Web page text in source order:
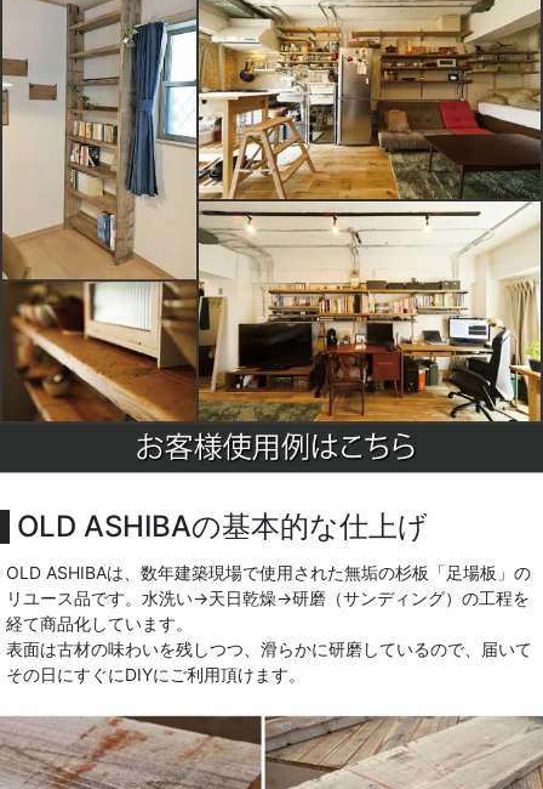
OLD ASHIBAの基本的な仕上げ
OLD ASHIBAは、数年建築現場で使用された無垢の杉板「足場板」の
リユース品です。水洗い→天日乾燥→研磨（サンディング）の工程を
経て商品化しています。
表面は古材の味わいを残しつつ、滑らかに研磨しているので、届いて
その日にすぐにDIYにご利用頂けます。